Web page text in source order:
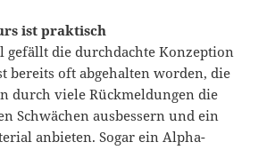
ist praktisch
gefällt die durchdachte Konzeption
bereits oft abgehalten worden, die
durch viele Rückmeldungen die
Schwächen ausbessern und ein
anbieten. Sogar ein Alpha-